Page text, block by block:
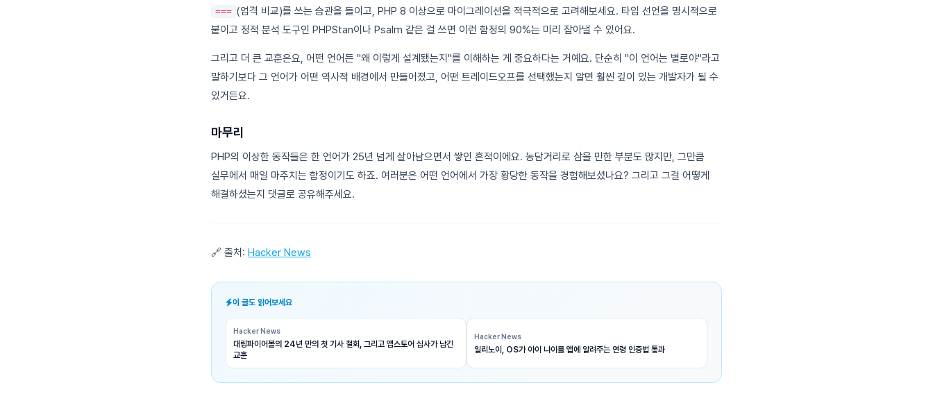
=== (엄격 비교)를 쓰는 습관을 들이고, PHP 8 이상으로 마이그레이션을 적극적으로 고려해보세요. 타입 선언을 명시적으로
붙이고 정적 분석 도구인 PHPStan이나 Psalm 같은 걸 쓰면 이런 함정의 90%는 미리 잡아낼 수 있어요.
그리고 더 큰 교훈은요, 어떤 언어든 "왜 이렇게 설계됐는지"를 이해하는 게 중요하다는 거예요. 단순히 "이 언어는 별로야"라고
말하기보다 그 언어가 어떤 역사적 배경에서 만들어졌고, 어떤 트레이드오프를 선택했는지 알면 훨씬 깊이 있는 개발자가 될 수
있거든요.
마무리
PHP의 이상한 동작들은 한 언어가 25년 넘게 살아남으면서 쌓인 흔적이에요. 농담거리로 삼을 만한 부분도 많지만, 그만큼
실무에서 매일 마주치는 함정이기도 하죠. 여러분은 어떤 언어에서 가장 황당한 동작을 경험해보셨나요? 그리고 그걸 어떻게
해결하셨는지 댓글로 공유해주세요.
🔗 출처: Hacker News
이 글도 읽어보세요
Hacker News
대링파이어볼의 24년 만의 첫 기사 철회, 그리고 앱스토어 심사가 남긴
교훈
Hacker News
일리노이, OS가 아이 나이를 앱에 알려주는 연령 인증법 통과